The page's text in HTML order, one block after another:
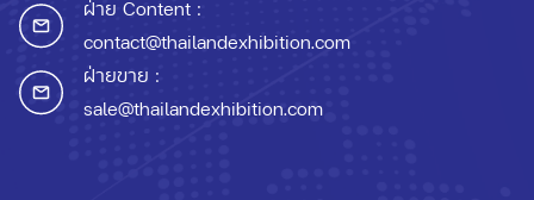
ฝ่าย Content :
contact@thailandexhibition.com
ฝ่ายขาย :
sale@thailandexhibition.com